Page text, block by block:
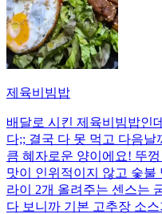
제육비빔밥
배달로 시킨 제육비빔밥인
다;; 결국 다 못 먹고 다음
큼 혜자로운 양이에요! 뚜
맛이 인위적이지 않고 숯
라이 2개 올려주는 센스는
다 보니까 기본 고추장 소